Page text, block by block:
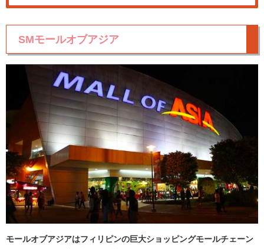
SMモールオブアジア
モールオブアジアはフィリピンの巨大ショッピングモールチェーン